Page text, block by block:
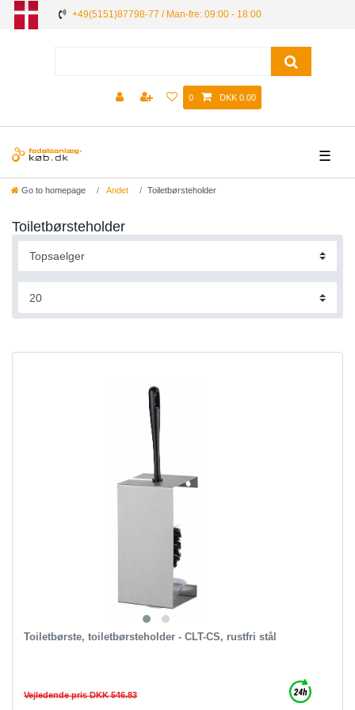
+49(5151)87798-77 / Man-fre: 09:00 - 18:00
0 DKK 0.00
☰
Go to homepage Andet Toiletbørsteholder
Toiletbørsteholder
Toiletbørste, toiletbørsteholder - CLT-CS, rustfri stål
Vejledende pris DKK 546.83